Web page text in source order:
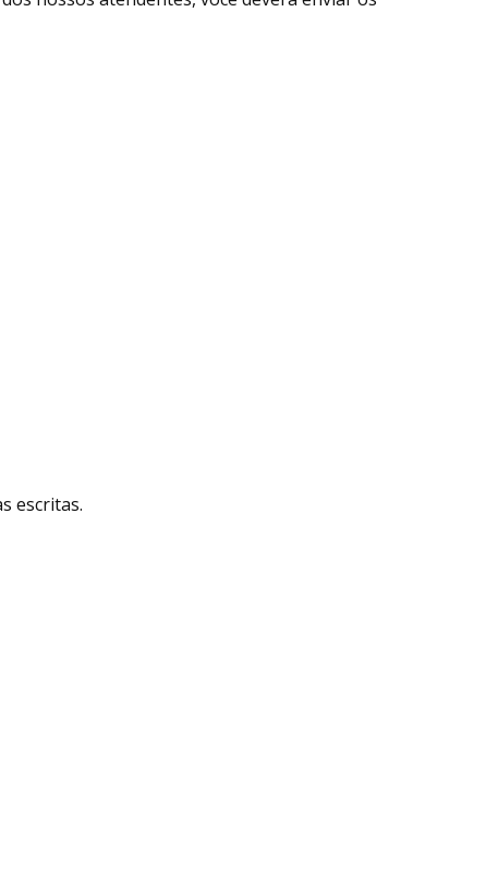
escritas.